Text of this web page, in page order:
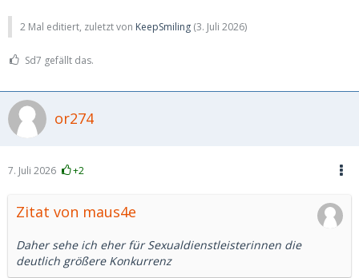
2 Mal editiert, zuletzt von KeepSmiling (3. Juli 2026)
Sd7 gefällt das.
or274
7. Juli 2026 +2
Zitat von maus4e
Daher sehe ich eher für Sexualdienstleisterinnen die
deutlich größere Konkurrenz